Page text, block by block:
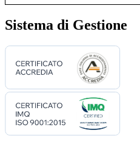
Sistema di Gestione